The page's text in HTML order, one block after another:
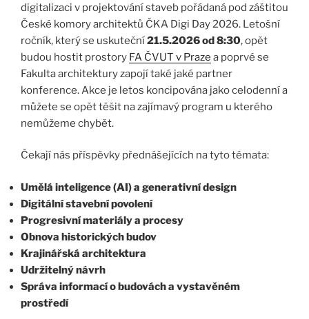
digitalizaci v projektování staveb pořádaná pod záštitou
České komory architektů ČKA Digi Day 2026. Letošní
ročník, který se uskuteční21.5.2026 od 8:30, opět
budou hostit prostory FA ČVUT v Praze a poprvé se
Fakulta architektury zapojí také jaké partner
konference. Akce je letos koncipována jako celodenní a
můžete se opět těšit na zajímavý program u kterého
nemůžeme chybět.
Čekají nás příspěvky přednášejících na tyto témata:
Umělá inteligence (AI) a generativní design
Digitální stavební povolení
Progresivní materiály a procesy
Obnova historických budov
Krajinářská architektura
Udržitelný návrh
Správa informací o budovách a vystavěném
prostředí